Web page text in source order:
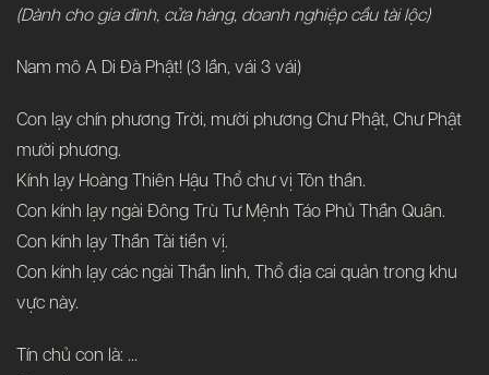
(Dành cho gia đình, cửa hàng, doanh nghiệp cầu tài lộc)
Nam mô A Di Đà Phật! (3 lần, vái 3 vái)
Con lạy chín phương Trời, mười phương Chư Phật, Chư Phật
mười phương.
Kính lạy Hoàng Thiên Hậu Thổ chư vị Tôn thần.
Con kính lạy ngài Đông Trù Tư Mệnh Táo Phủ Thần Quân.
Con kính lạy Thần Tài tiền vị.
Con kính lạy các ngài Thần linh, Thổ địa cai quản trong khu
vực này.
Tín chủ con là: …